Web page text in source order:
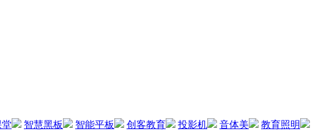
智慧黑板 智能平板 创客教育 投影机 音体美
教育照明